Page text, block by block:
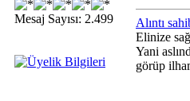
Mesaj Sayısı: 2.499
Alıntı
Elinize
Yani
görüp